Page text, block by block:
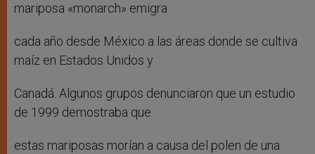
mariposa «monarch» emigra
cada año desde México a las áreas donde se cultiva
maíz en Estados Unidos y
Canadá. Algunos grupos denunciaron que un estudio
de 1999 demostraba que
estas mariposas morían a causa del polen de una